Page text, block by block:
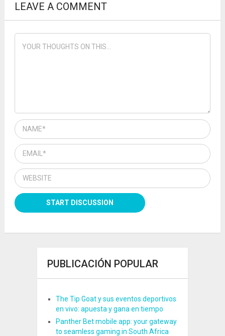
LEAVE A COMMENT
PUBLICACIÓN POPULAR
The Tip Goat y sus eventos deportivos
en vivo: apuesta y gana en tiempo
Panther Bet mobile app: your gateway
to seamless gaming in South Africa